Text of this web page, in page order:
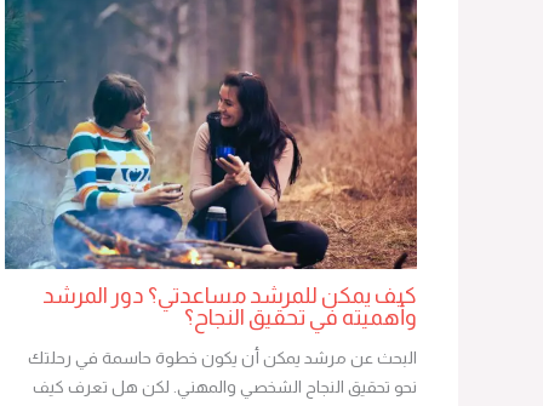
كيف يمكن للمرشد مساعدتي؟ دور المرشد
وأهميته في تحقيق النجاح؟
البحث عن مرشد يمكن أن يكون خطوة حاسمة في رحلتك
نحو تحقيق النجاح الشخصي والمهني. لكن هل تعرف كيف